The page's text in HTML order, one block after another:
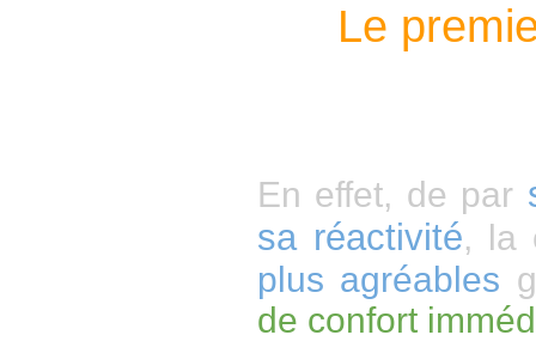
Le
En effet, de par
sa réactivité, la
plus agréables
de confort